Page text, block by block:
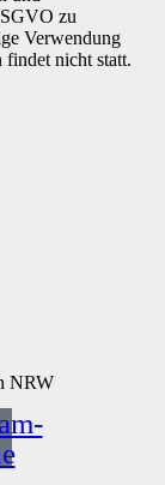
zu
Verwendung
findet nicht statt.
NRW